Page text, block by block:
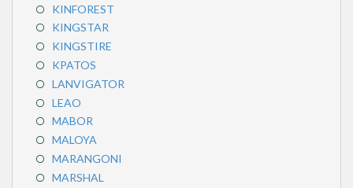
KINFOREST
KINGSTAR
KINGSTIRE
KPATOS
LANVIGATOR
LEAO
MABOR
MALOYA
MARANGONI
MARSHAL